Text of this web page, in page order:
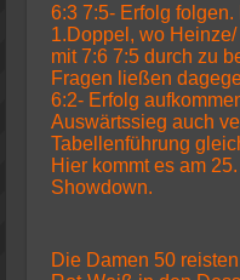
6:3 7:5- Erfolg
1.Doppel, wo
mit 7:6 7:5 durch zu
Fragen ließen
6:2- Erfolg
Auswärtssieg auch
Tabellenführung
Hier kommt es am
Showdown.
Die Damen 50